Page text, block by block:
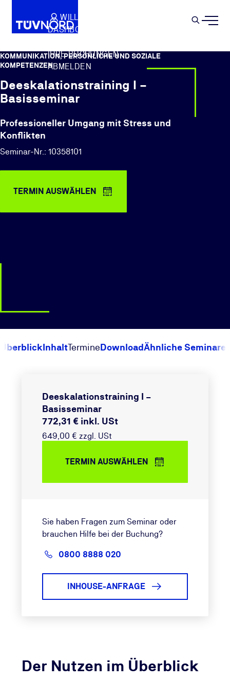
Springe zum Hauptinhalt
WILLKOMMEN
DASHBOARD
IHRE BUCHUNGEN
ABMELDEN
KOMMUNIKATION, PERSÖNLICHE UND SOZIALE
KOMPETENZEN
Deeskalationstraining I –
Basisseminar
Professioneller Umgang mit Stress und
Konflikten
Seminar-Nr.: 10358101
TERMIN AUSWÄHLEN
ÜberblickInhaltTermineDownloadÄhnliche Seminare
Der Nutzen im Überblick
Deeskalationstraining I –
Basisseminar
772,31 € inkl. USt
649,00 € zzgl. USt
TERMIN AUSWÄHLEN
Sie haben Fragen zum Seminar oder
brauchen Hilfe bei der Buchung?
0800 8888 020
INHOUSE-ANFRAGE